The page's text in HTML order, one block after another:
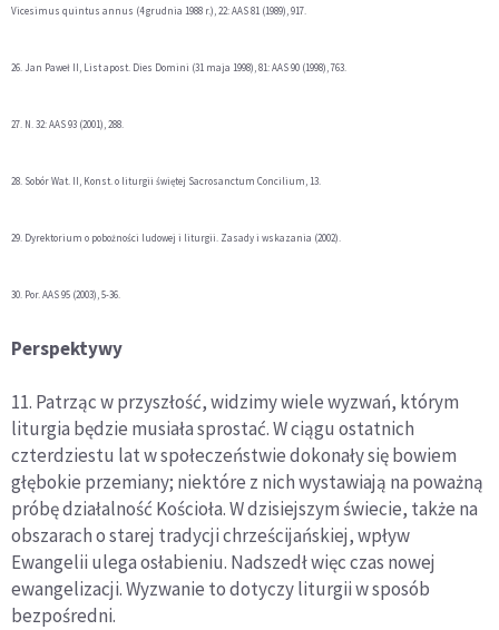
Vicesimus quintus annus (4 grudnia 1988 r.), 22: AAS 81 (1989), 917.
26. Jan Paweł II, List apost. Dies Domini (31 maja 1998), 81: AAS 90 (1998), 763.
27. N. 32: AAS 93 (2001), 288.
28. Sobór Wat. II, Konst. o liturgii świętej Sacrosanctum Concilium, 13.
29. Dyrektorium o pobożności ludowej i liturgii. Zasady i wskazania (2002).
30. Por. AAS 95 (2003), 5-36.
Perspektywy
11. Patrząc w przyszłość, widzimy wiele wyzwań, którym
liturgia będzie musiała sprostać. W ciągu ostatnich
czterdziestu lat w społeczeństwie dokonały się bowiem
głębokie przemiany; niektóre z nich wystawiają na poważną
próbę działalność Kościoła. W dzisiejszym świecie, także na
obszarach o starej tradycji chrześcijańskiej, wpływ
Ewangelii ulega osłabieniu. Nadszedł więc czas nowej
ewangelizacji. Wyzwanie to dotyczy liturgii w sposób
bezpośredni.